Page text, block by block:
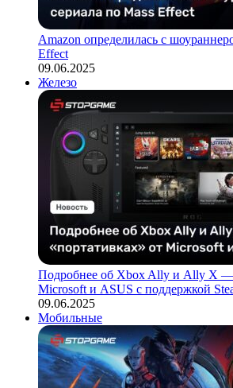
Amazon определилась с
Effect
09.06.2025
Железо
Подробнее об Xbox Ally и Ally X —
Microsoft и ASUS с поддержкой
09.06.2025
Мобильные